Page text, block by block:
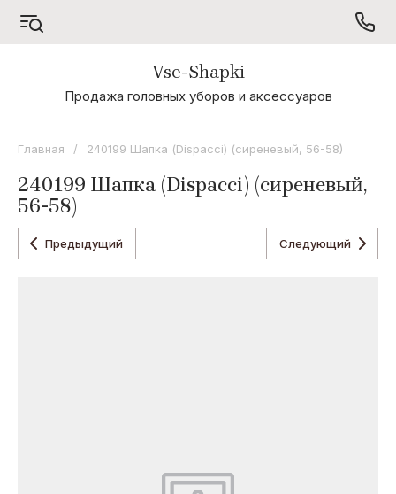
А - Я
Odyssey
Коллекция
Oxygon
Коллекция
Flamenco
Vse-Shapki
Продажа головных уборов и аксессуаров
Главная / 240199 Шапка (Dispacci) (сиреневый, 56-58)
240199 Шапка (Dispacci) (сиреневый,
56-58)
Предыдущий Следующий